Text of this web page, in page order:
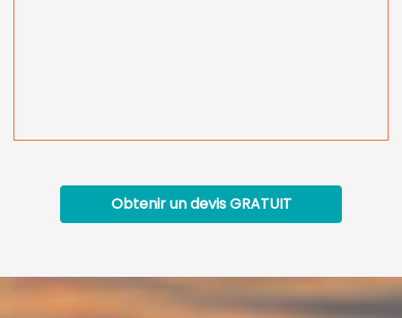
Obtenir un devisGRATUIT